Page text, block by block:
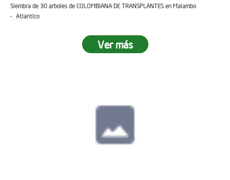
Siembra de 30 arboles de COLOMBIANA DE TRANSPLANTES en Malambo
- Atlantico
Ver más